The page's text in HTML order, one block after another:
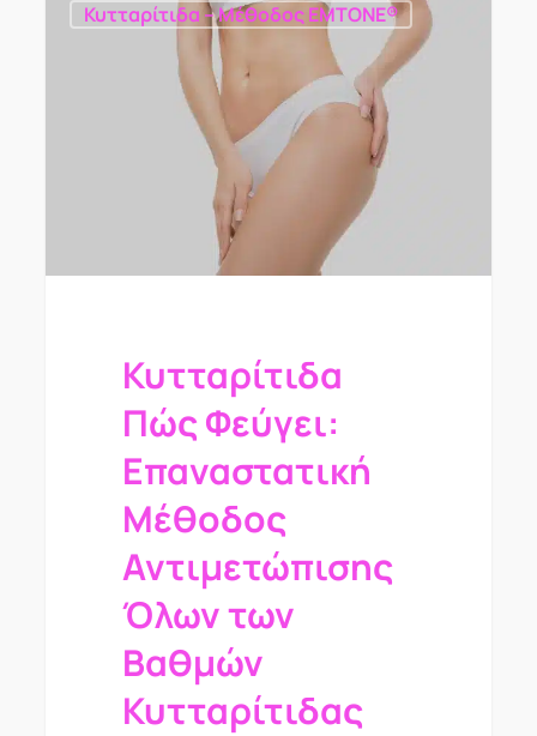
Κυτταρίτιδα – Μέθοδος EMTONE®
Κυτταρίτιδα
Πώς Φεύγει:
Επαναστατική
Μέθοδος
Αντιμετώπισης
Όλων των
Βαθμών
Κυτταρίτιδας